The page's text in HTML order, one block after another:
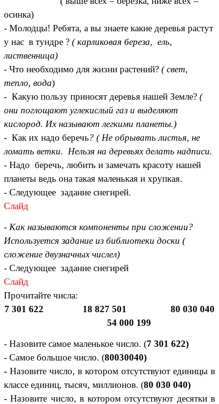
осинка)
- Молодцы! Ребята, а вы знаете какие деревья растут
у нас в тундре ? ( карликовая береза, ель,
лиственница)
- Что необходимо для жизни растений? ( свет,
тепло, вода)
- Какую пользу приносят деревья нашей Земле? (
они поглощают углекислый газ и выделяют
кислород. Их называют легкими планеты.)
- Как их надо беречь? ( Не обрывать листья, не
ломать ветки. Нельзя на деревьях делать надписи.
- Надо беречь, любить и замечать красоту нашей
планеты ведь она такая маленькая и хрупкая.
- Следующее задание снегирей.
Слайд
- Как называются компоненты при сложении?
Используется задание из библиотеки доски (
сложение двузначных числел)
- Следующее задание снегирей
Слайд
Прочитайте числа:
7 301 622 18 827 501 80 030 040
54 000 199
- Назовите самое маленькое число. (7 301 622)
- Самое большое число. (80030040)
- Назовите число, в котором отсутствуют единицы в
классе единиц, тысяч, миллионов. (80 030 040)
-Назовите число, в котором отсутствуют десятки в